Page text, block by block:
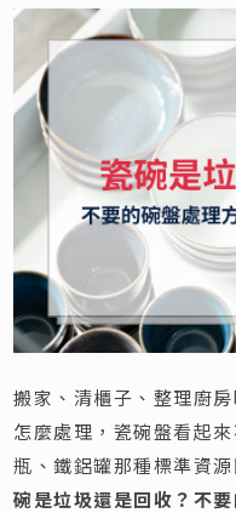
搬家、清櫃子、整理廚
怎麼處理，瓷碗盤看起
瓶、鐵鋁罐那種標準資
碗是垃圾還是回收？不